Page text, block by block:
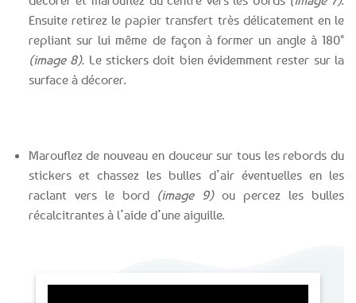
Ensuite retirez le papier transfert très délicatement en le
repliant sur lui même de façon à former un angle à 180°
(image 8). Le stickers doit bien évidemment rester sur la
surface à décorer.
Marouflez de nouveau en douceur sur tous les rebords du
stickers et chassez les bulles d’air éventuelles en les
raclant vers le bord (image 9)ou percez les bulles
récalcitrantes à l’aide d’une aiguille.